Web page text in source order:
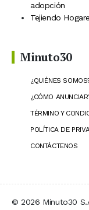
adopción
Tejiendo
Minuto30
¿QUIÉNES
¿CÓMO
TÉRMINO Y
POLÍTICA DE
CONTÁCTENOS
© 2026 Minuto30